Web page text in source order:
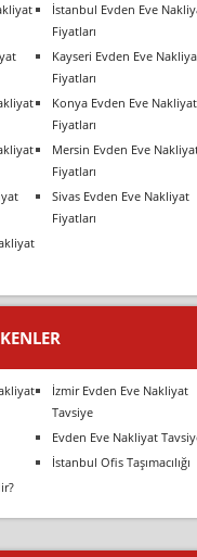
İstanbul Evden Eve
Fiyatları
Kayseri Evden Eve
Fiyatları
Konya Evden Eve Nakliyat
Fiyatları
Mersin Evden Eve
Fiyatları
Sivas Evden Eve Nakliyat
Fiyatları
İzmir Evden Eve Nakliyat
Tavsiye
Evden Eve Nakliyat
İstanbul Ofis Taşımacılığı